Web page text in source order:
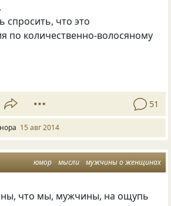
спросить, что это
по количественно-волосяному
51
15 авг 2014
юмор мысли мужчины о женщинах
что мы, мужчины, на ощупь